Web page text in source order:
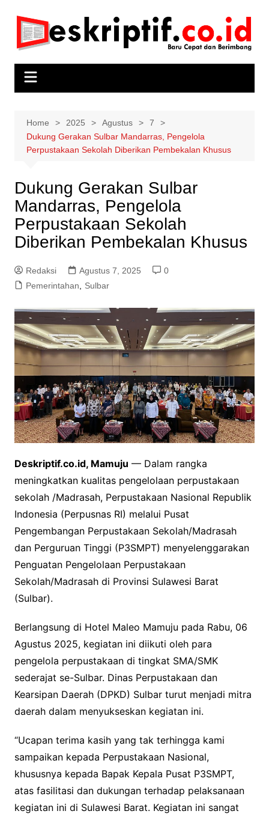
content
Home 2025 Agustus
7
Dukung Gerakan Sulbar Mandarras, Pengelola
Perpustakaan Sekolah Diberikan Pembekalan Khusus
Dukung Gerakan Sulbar
Mandarras, Pengelola
Perpustakaan Sekolah
Diberikan Pembekalan Khusus
Redaksi Agustus 7, 2025
0
Pemerintahan
Sulbar
Deskriptif.co.id, Mamuju — Dalam rangka
meningkatkan kualitas pengelolaan perpustakaan
sekolah /Madrasah, Perpustakaan Nasional Republik
Indonesia (Perpusnas RI) melalui Pusat
Pengembangan Perpustakaan Sekolah/Madrasah
dan Perguruan Tinggi (P3SMPT) menyelenggarakan
Penguatan Pengelolaan Perpustakaan
Sekolah/Madrasah di Provinsi Sulawesi Barat
(Sulbar).
Berlangsung di Hotel Maleo Mamuju pada Rabu, 06
Agustus 2025, kegiatan ini diikuti oleh para
pengelola perpustakaan di tingkat SMA/SMK
sederajat se-Sulbar. Dinas Perpustakaan dan
Kearsipan Daerah (DPKD) Sulbar turut menjadi mitra
daerah dalam menyukseskan kegiatan ini.
“Ucapan terima kasih yang tak terhingga kami
sampaikan kepada Perpustakaan Nasional,
khususnya kepada Bapak Kepala Pusat P3SMPT,
atas fasilitasi dan dukungan terhadap pelaksanaan
kegiatan ini di Sulawesi Barat. Kegiatan ini sangat